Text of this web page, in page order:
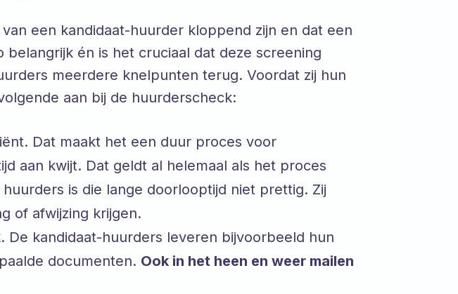
een kandidaat-huurder kloppend zijn en dat een
én is het cruciaal dat deze screening
meerdere knelpunten terug. Voordat zij hun
aan bij de huurderscheck:
Dat maakt het een duur proces voor
aan kwijt. Dat geldt al helemaal als het proces
is die lange doorlooptijd niet prettig. Zij
of afwijzing krijgen.
De kandidaat-huurders leveren bijvoorbeeld hun
documenten. Ook in het heen en weer mailen